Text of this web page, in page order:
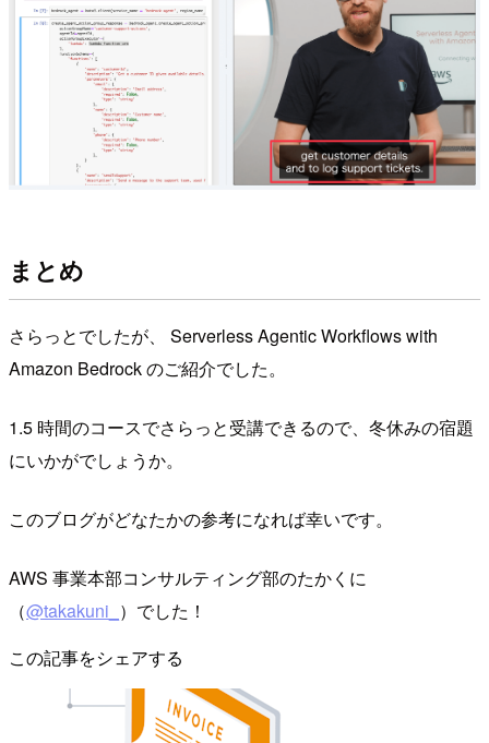
まとめ
さらっとでしたが、 Serverless Agentic Workflows with
Amazon Bedrock のご紹介でした。
1.5 時間のコースでさらっと受講できるので、冬休みの宿題
にいかがでしょうか。
このブログがどなたかの参考になれば幸いです。
AWS 事業本部コンサルティング部のたかくに
（@takakuni_ ）でした！
この記事をシェアする